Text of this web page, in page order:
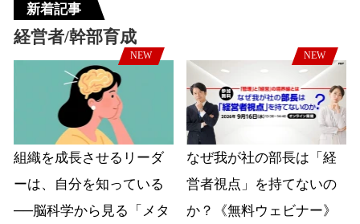
新着記事
経営者/幹部育成
NEW
組織を成長させるリーダ
ーは、自分を知っている
──脳科学から見る「メタ
NEW
なぜ我が社の部長は「経
営者視点」を持てないの
か？《無料ウェビナー》